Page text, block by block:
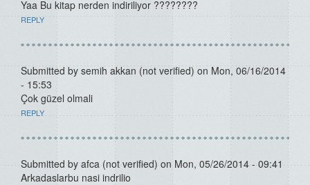
Yaa Bu kitap nerden indiriliyor ????????
REPLY
Submitted by semih akkan (not verified) on Mon, 06/16/2014
- 15:53
Çok güzel olmali
REPLY
Submitted by afca (not verified) on Mon, 05/26/2014 - 09:41
Arkadaslarbu nasi indrilio